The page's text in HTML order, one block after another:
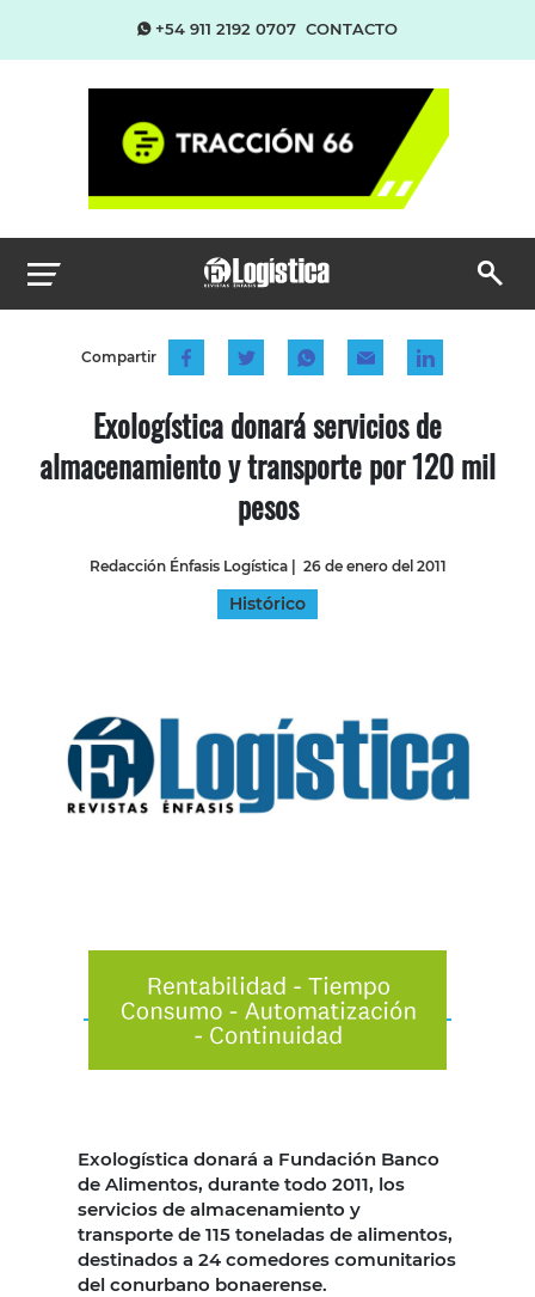
+54 911 2192 0707 CONTACTO
Compartir
Exologística donará servicios de
almacenamiento y transporte por 120 mil
pesos
Redacción Énfasis Logística| 26 de enero del 2011
Histórico
Exologística donará a Fundación Banco
de Alimentos, durante todo 2011, los
servicios de almacenamiento y
transporte de 115 toneladas de alimentos,
destinados a 24 comedores comunitarios
del conurbano bonaerense.